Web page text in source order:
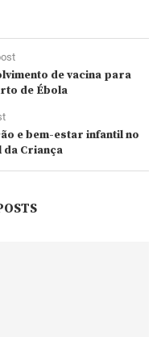
de vacina para
de Ébola
e bem-estar infantil no
Criança